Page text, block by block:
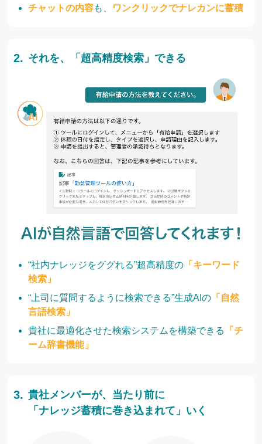
チャットの内容も、 ワンクリックでナレカンに蓄積
“社内ナレッジをググれる”超高精度の 「キーワード
検索」
“上司に質問するように検索できる”生成AIの 「自然
言語検索」
貴社に最適化させた検索システムを構築できる
「チ
ーム辞書機能」
それを、「超高精度検索」できる
貴社メンバーが、当たり前に
「ナレッジ蓄積に巻き込まれて」いく